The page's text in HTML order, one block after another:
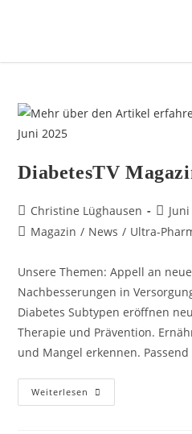
DiabetesTV
Christine Lüghausen
Magazin / News / Ultra-
Unsere Themen: Appell an
Nachbesserungen in
Diabetes Subtypen eröffnen
Therapie und Prävention.
und Mangel erkennen.
Weiterlesen